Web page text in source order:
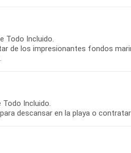
Todo Incluido.
de los impresionantes fondos
Todo Incluido.
descansar en la playa o